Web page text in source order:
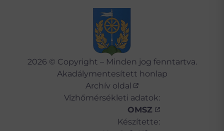
2026 © Copyright – Minden jog fenntartva.
Akadálymentesített honlap
Archív oldal
Vízhőmérsékleti adatok:
OMSZ
Készítette: